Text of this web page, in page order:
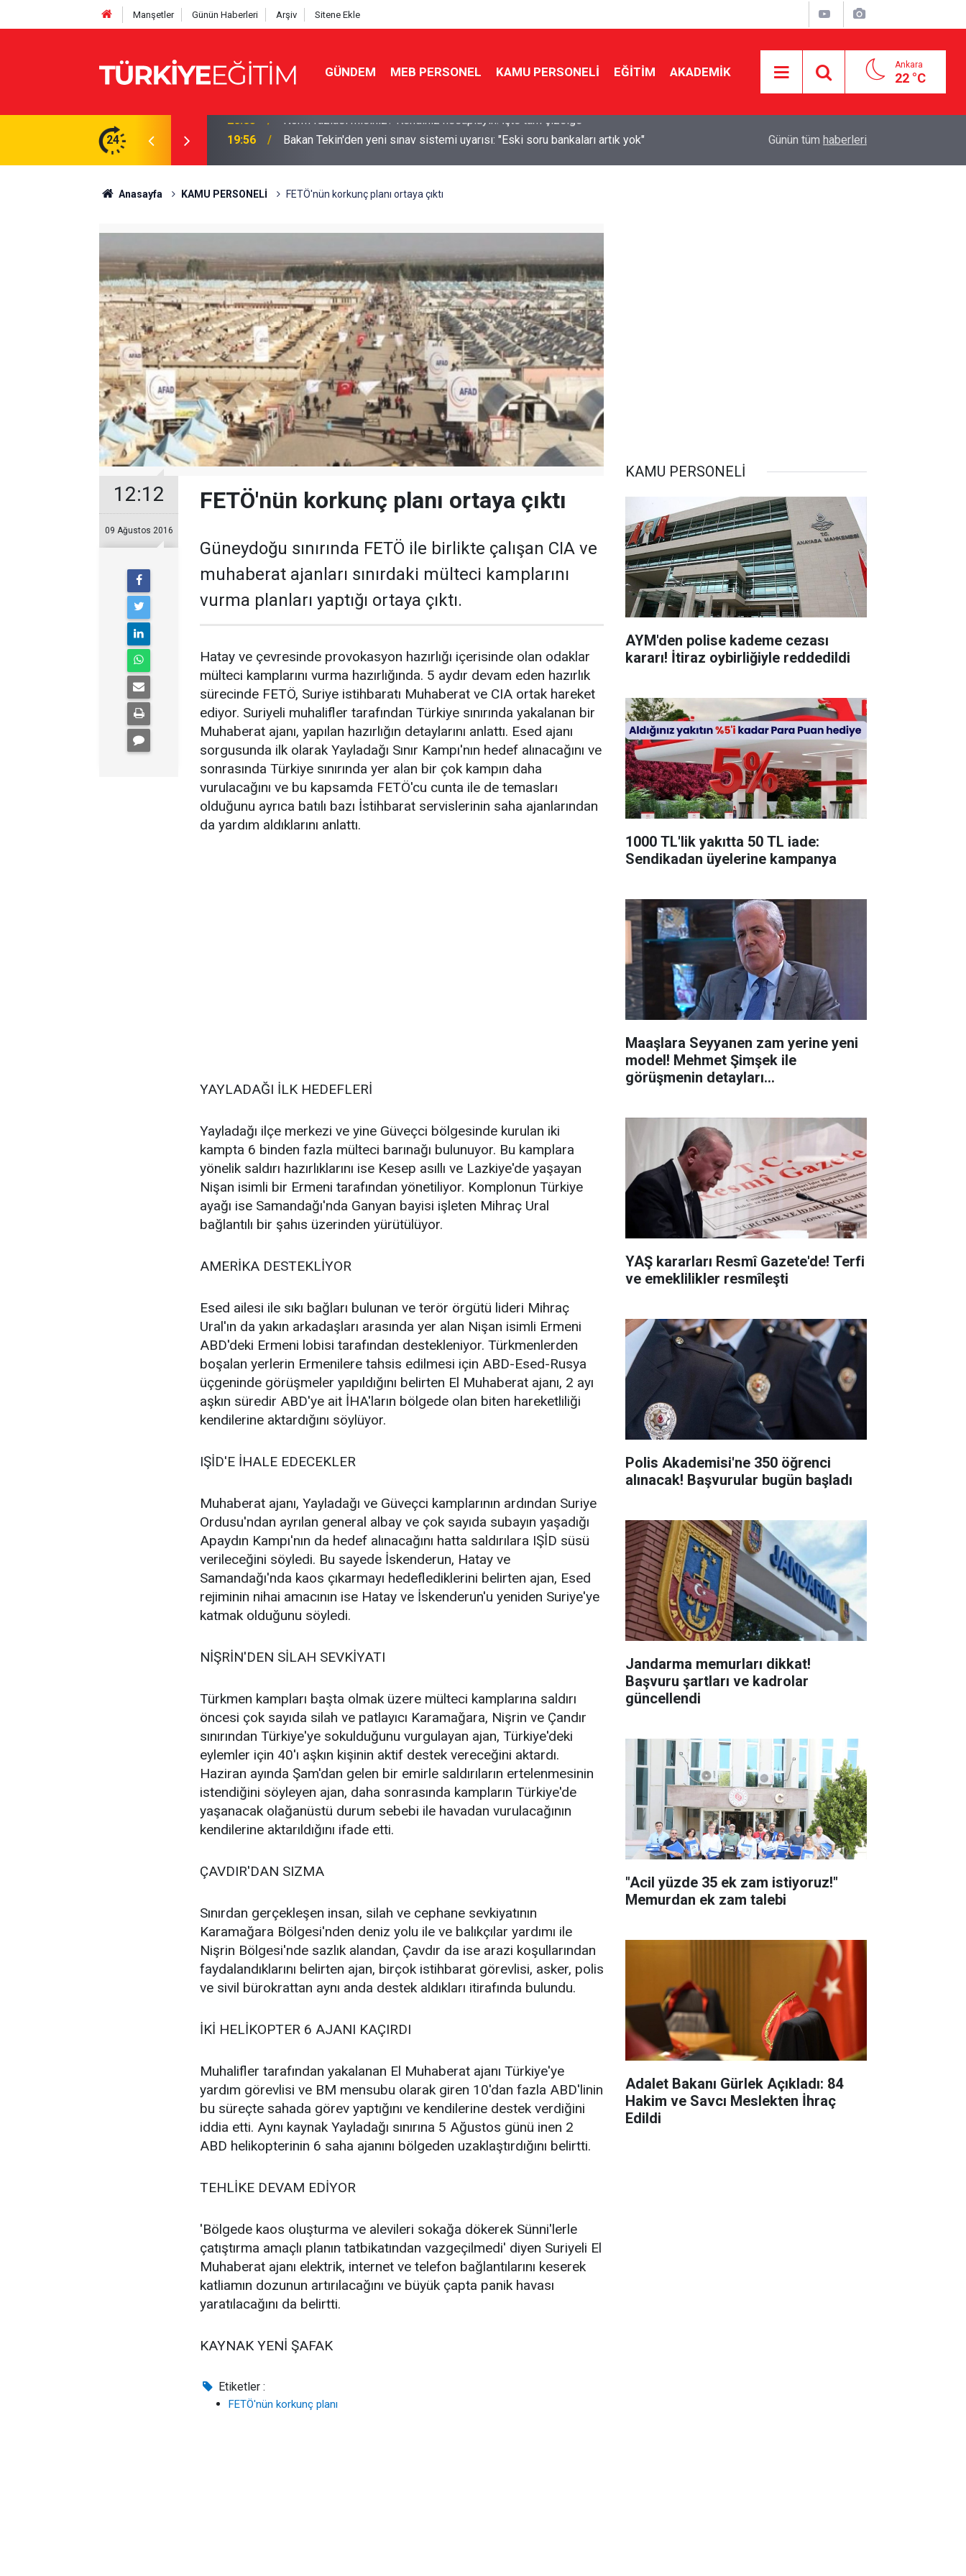
Manşetler Günün Haberleri Arşiv Sitene Ekle
GÜNDEM MEB PERSONEL KAMU PERSONELİ EĞİTİM AKADEMİK Ankara
22 °C
24
İşte tam çizelge 19:56 Bakan Tekin'den yeni sınav sistemi uyarısı: "Eski soru bankaları artık yok" Seçmeli ders düzenlemesi yargıya taşındı!
Günün tüm haberleri
Anasayfa KAMU PERSONELİ FETÖ'nün korkunç planı ortaya çıktı
12:12
09 Ağustos 2016
FETÖ'nün korkunç planı ortaya çıktı
Güneydoğu sınırında FETÖ ile birlikte çalışan CIA ve
muhaberat ajanları sınırdaki mülteci kamplarını
vurma planları yaptığı ortaya çıktı.
Hatay ve çevresinde provokasyon hazırlığı içerisinde olan odaklar
mülteci kamplarını vurma hazırlığında. 5 aydır devam eden hazırlık
sürecinde FETÖ, Suriye istihbaratı Muhaberat ve CIA ortak hareket
ediyor. Suriyeli muhalifler tarafından Türkiye sınırında yakalanan bir
Muhaberat ajanı, yapılan hazırlığın detaylarını anlattı. Esed ajanı
sorgusunda ilk olarak Yayladağı Sınır Kampı'nın hedef alınacağını ve
sonrasında Türkiye sınırında yer alan bir çok kampın daha
vurulacağını ve bu kapsamda FETÖ'cu cunta ile de temasları
olduğunu ayrıca batılı bazı İstihbarat servislerinin saha ajanlarından
da yardım aldıklarını anlattı.
YAYLADAĞI İLK HEDEFLERİ
Yayladağı ilçe merkezi ve yine Güveçci bölgesinde kurulan iki
kampta 6 binden fazla mülteci barınağı bulunuyor. Bu kamplara
yönelik saldırı hazırlıklarını ise Kesep asıllı ve Lazkiye'de yaşayan
Nişan isimli bir Ermeni tarafından yönetiliyor. Komplonun Türkiye
ayağı ise Samandağı'nda Ganyan bayisi işleten Mihraç Ural
bağlantılı bir şahıs üzerinden yürütülüyor.
AMERİKA DESTEKLİYOR
Esed ailesi ile sıkı bağları bulunan ve terör örgütü lideri Mihraç
Ural'ın da yakın arkadaşları arasında yer alan Nişan isimli Ermeni
ABD'deki Ermeni lobisi tarafından destekleniyor. Türkmenlerden
boşalan yerlerin Ermenilere tahsis edilmesi için ABD-Esed-Rusya
üçgeninde görüşmeler yapıldığını belirten El Muhaberat ajanı, 2 ayı
aşkın süredir ABD'ye ait İHA'ların bölgede olan biten hareketliliği
kendilerine aktardığını söylüyor.
IŞİD'E İHALE EDECEKLER
Muhaberat ajanı, Yayladağı ve Güveçci kamplarının ardından Suriye
Ordusu'ndan ayrılan general albay ve çok sayıda subayın yaşadığı
Apaydın Kampı'nın da hedef alınacağını hatta saldırılara IŞİD süsü
verileceğini söyledi. Bu sayede İskenderun, Hatay ve
Samandağı'nda kaos çıkarmayı hedeflediklerini belirten ajan, Esed
rejiminin nihai amacının ise Hatay ve İskenderun'u yeniden Suriye'ye
katmak olduğunu söyledi.
NİŞRİN'DEN SİLAH SEVKİYATI
Türkmen kampları başta olmak üzere mülteci kamplarına saldırı
öncesi çok sayıda silah ve patlayıcı Karamağara, Nişrin ve Çandır
sınırından Türkiye'ye sokulduğunu vurgulayan ajan, Türkiye'deki
eylemler için 40'ı aşkın kişinin aktif destek vereceğini aktardı.
Haziran ayında Şam'dan gelen bir emirle saldırıların ertelenmesinin
istendiğini söyleyen ajan, daha sonrasında kampların Türkiye'de
yaşanacak olağanüstü durum sebebi ile havadan vurulacağının
kendilerine aktarıldığını ifade etti.
ÇAVDIR'DAN SIZMA
Sınırdan gerçekleşen insan, silah ve cephane sevkiyatının
Karamağara Bölgesi'nden deniz yolu ile ve balıkçılar yardımı ile
Nişrin Bölgesi'nde sazlık alandan, Çavdır da ise arazi koşullarından
faydalandıklarını belirten ajan, birçok istihbarat görevlisi, asker, polis
ve sivil bürokrattan aynı anda destek aldıkları itirafında bulundu.
İKİ HELİKOPTER 6 AJANI KAÇIRDI
Muhalifler tarafından yakalanan El Muhaberat ajanı Türkiye'ye
yardım görevlisi ve BM mensubu olarak giren 10'dan fazla ABD'linin
bu süreçte sahada görev yaptığını ve kendilerine destek verdiğini
iddia etti. Aynı kaynak Yayladağı sınırına 5 Ağustos günü inen 2
ABD helikopterinin 6 saha ajanını bölgeden uzaklaştırdığını belirtti.
TEHLİKE DEVAM EDİYOR
'Bölgede kaos oluşturma ve alevileri sokağa dökerek Sünni'lerle
çatıştırma amaçlı planın tatbikatından vazgeçilmedi' diyen Suriyeli El
Muhaberat ajanı elektrik, internet ve telefon bağlantılarını keserek
katliamın dozunun artırılacağını ve büyük çapta panik havası
yaratılacağını da belirtti.
KAYNAK YENİ ŞAFAK
Etiketler :
FETÖ'nün korkunç planı
KAMU PERSONELİ
AYM'den polise kademe cezası
kararı! İtiraz oybirliğiyle reddedildi
1000 TL'lik yakıtta 50 TL iade:
Sendikadan üyelerine kampanya
Maaşlara Seyyanen zam yerine yeni
model! Mehmet Şimşek ile
görüşmenin detayları...
YAŞ kararları Resmî Gazete'de! Terfi
ve emeklilikler resmîleşti
Polis Akademisi'ne 350 öğrenci
alınacak! Başvurular bugün başladı
Jandarma memurları dikkat!
Başvuru şartları ve kadrolar
güncellendi
"Acil yüzde 35 ek zam istiyoruz!"
Memurdan ek zam talebi
Adalet Bakanı Gürlek Açıkladı: 84
Hakim ve Savcı Meslekten İhraç
Edildi